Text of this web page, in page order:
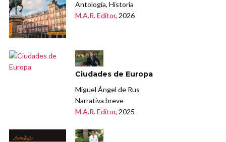
Antología, Historia
M.A.R. Editor, 2026
Ciudades de Europa
Miguel Ángel de Rus
Narrativa breve
M.A.R. Editor, 2025